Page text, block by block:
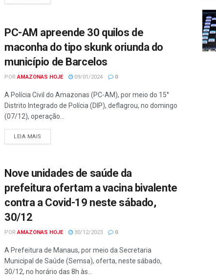
PC-AM apreende 30 quilos de
maconha do tipo skunk oriunda do
município de Barcelos
POR AMAZONAS HOJE 09/01/2024 0
A Polícia Civil do Amazonas (PC-AM), por meio do 15°
Distrito Integrado de Polícia (DIP), deflagrou, no domingo
(07/12), operação...
LEIA MAIS
Nove unidades de saúde da
prefeitura ofertam a vacina bivalente
contra a Covid-19 neste sábado,
30/12
POR AMAZONAS HOJE 30/12/2023 0
A Prefeitura de Manaus, por meio da Secretaria
Municipal de Saúde (Semsa), oferta, neste sábado,
30/12, no horário das 8h às...